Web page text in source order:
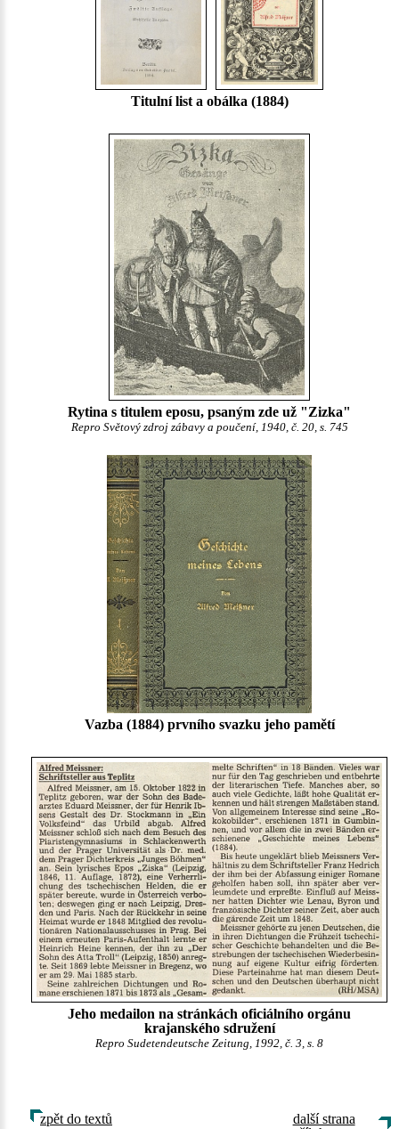
Titulní list a obálka (1884)
Rytina s titulem eposu, psaným zde už "Zizka"
Repro Světový zdroj zábavy a poučení, 1940, č. 20, s. 745
Vazba (1884) prvního svazku jeho pamětí
Jeho medailon na stránkách oficiálního orgánu
krajanského sdružení
Repro Sudetendeutsche Zeitung, 1992, č. 3, s. 8
zpět do textů
další strana